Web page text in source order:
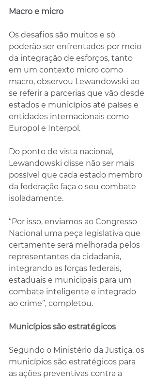
Macro e micro
Os desafios são muitos e só
poderão ser enfrentados por meio
da integração de esforços, tanto
em um contexto micro como
macro, observou Lewandowski ao
se referir a parcerias que vão desde
estados e municípios até países e
entidades internacionais como
Europol e Interpol.
Do ponto de vista nacional,
Lewandowski disse não ser mais
possível que cada estado membro
da federação faça o seu combate
isoladamente.
“Por isso, enviamos ao Congresso
Nacional uma peça legislativa que
certamente será melhorada pelos
representantes da cidadania,
integrando as forças federais,
estaduais e municipais para um
combate inteligente e integrado
ao crime”, completou.
Municípios são estratégicos
Segundo o Ministério da Justiça, os
municípios são estratégicos para
as ações preventivas contra a